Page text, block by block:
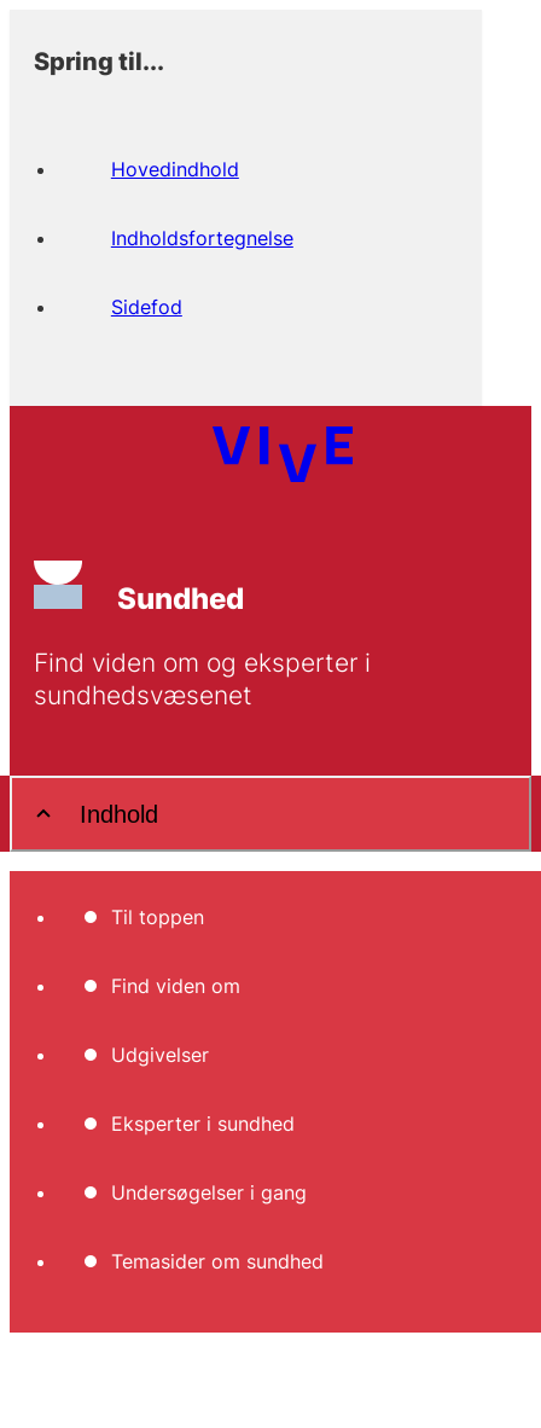
Spring til...
Hovedindhold
Indholdsfortegnelse
Sidefod
Sundhed
Find viden om og eksperter i
sundhedsvæsenet
Indhold
Til toppen
Find viden om
Udgivelser
Eksperter i sundhed
Undersøgelser i gang
Temasider om sundhed